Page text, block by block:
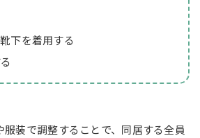
下を着用する
装で調整することで、同居する全員